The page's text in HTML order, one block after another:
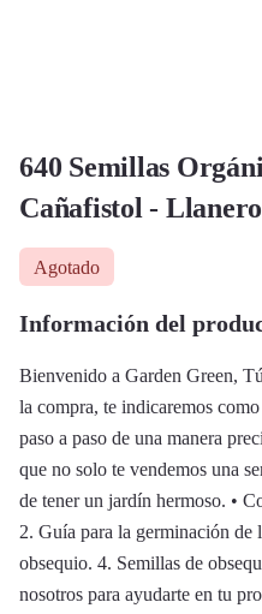
640 Semillas
Cañafistol - Llanero
Agotado
Información del
Bienvenido a Garden Green,
la compra, te indicaremos
paso a paso de una manera
que no solo te vendemos una
de tener un jardín hermoso. •
2. Guía para la germinación de
obsequio. 4. Semillas de
nosotros para ayudarte en tu